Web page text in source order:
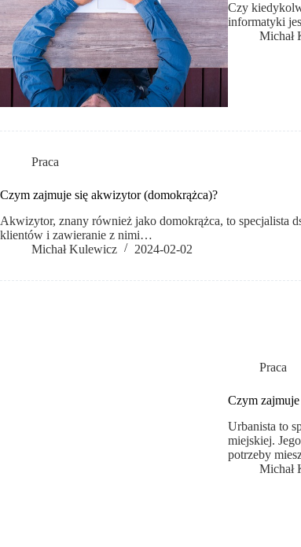
Czy
informatyki
Michał
Praca
Czym zajmuje się akwizytor (domokrążca)?
Akwizytor, znany również jako domokrążca, to specjalista
klientów i zawieranie z nimi…
Michał Kulewicz
2024-02-02
Praca
Czym
Urbanista to
miejskiej.
potrzeby
Michał